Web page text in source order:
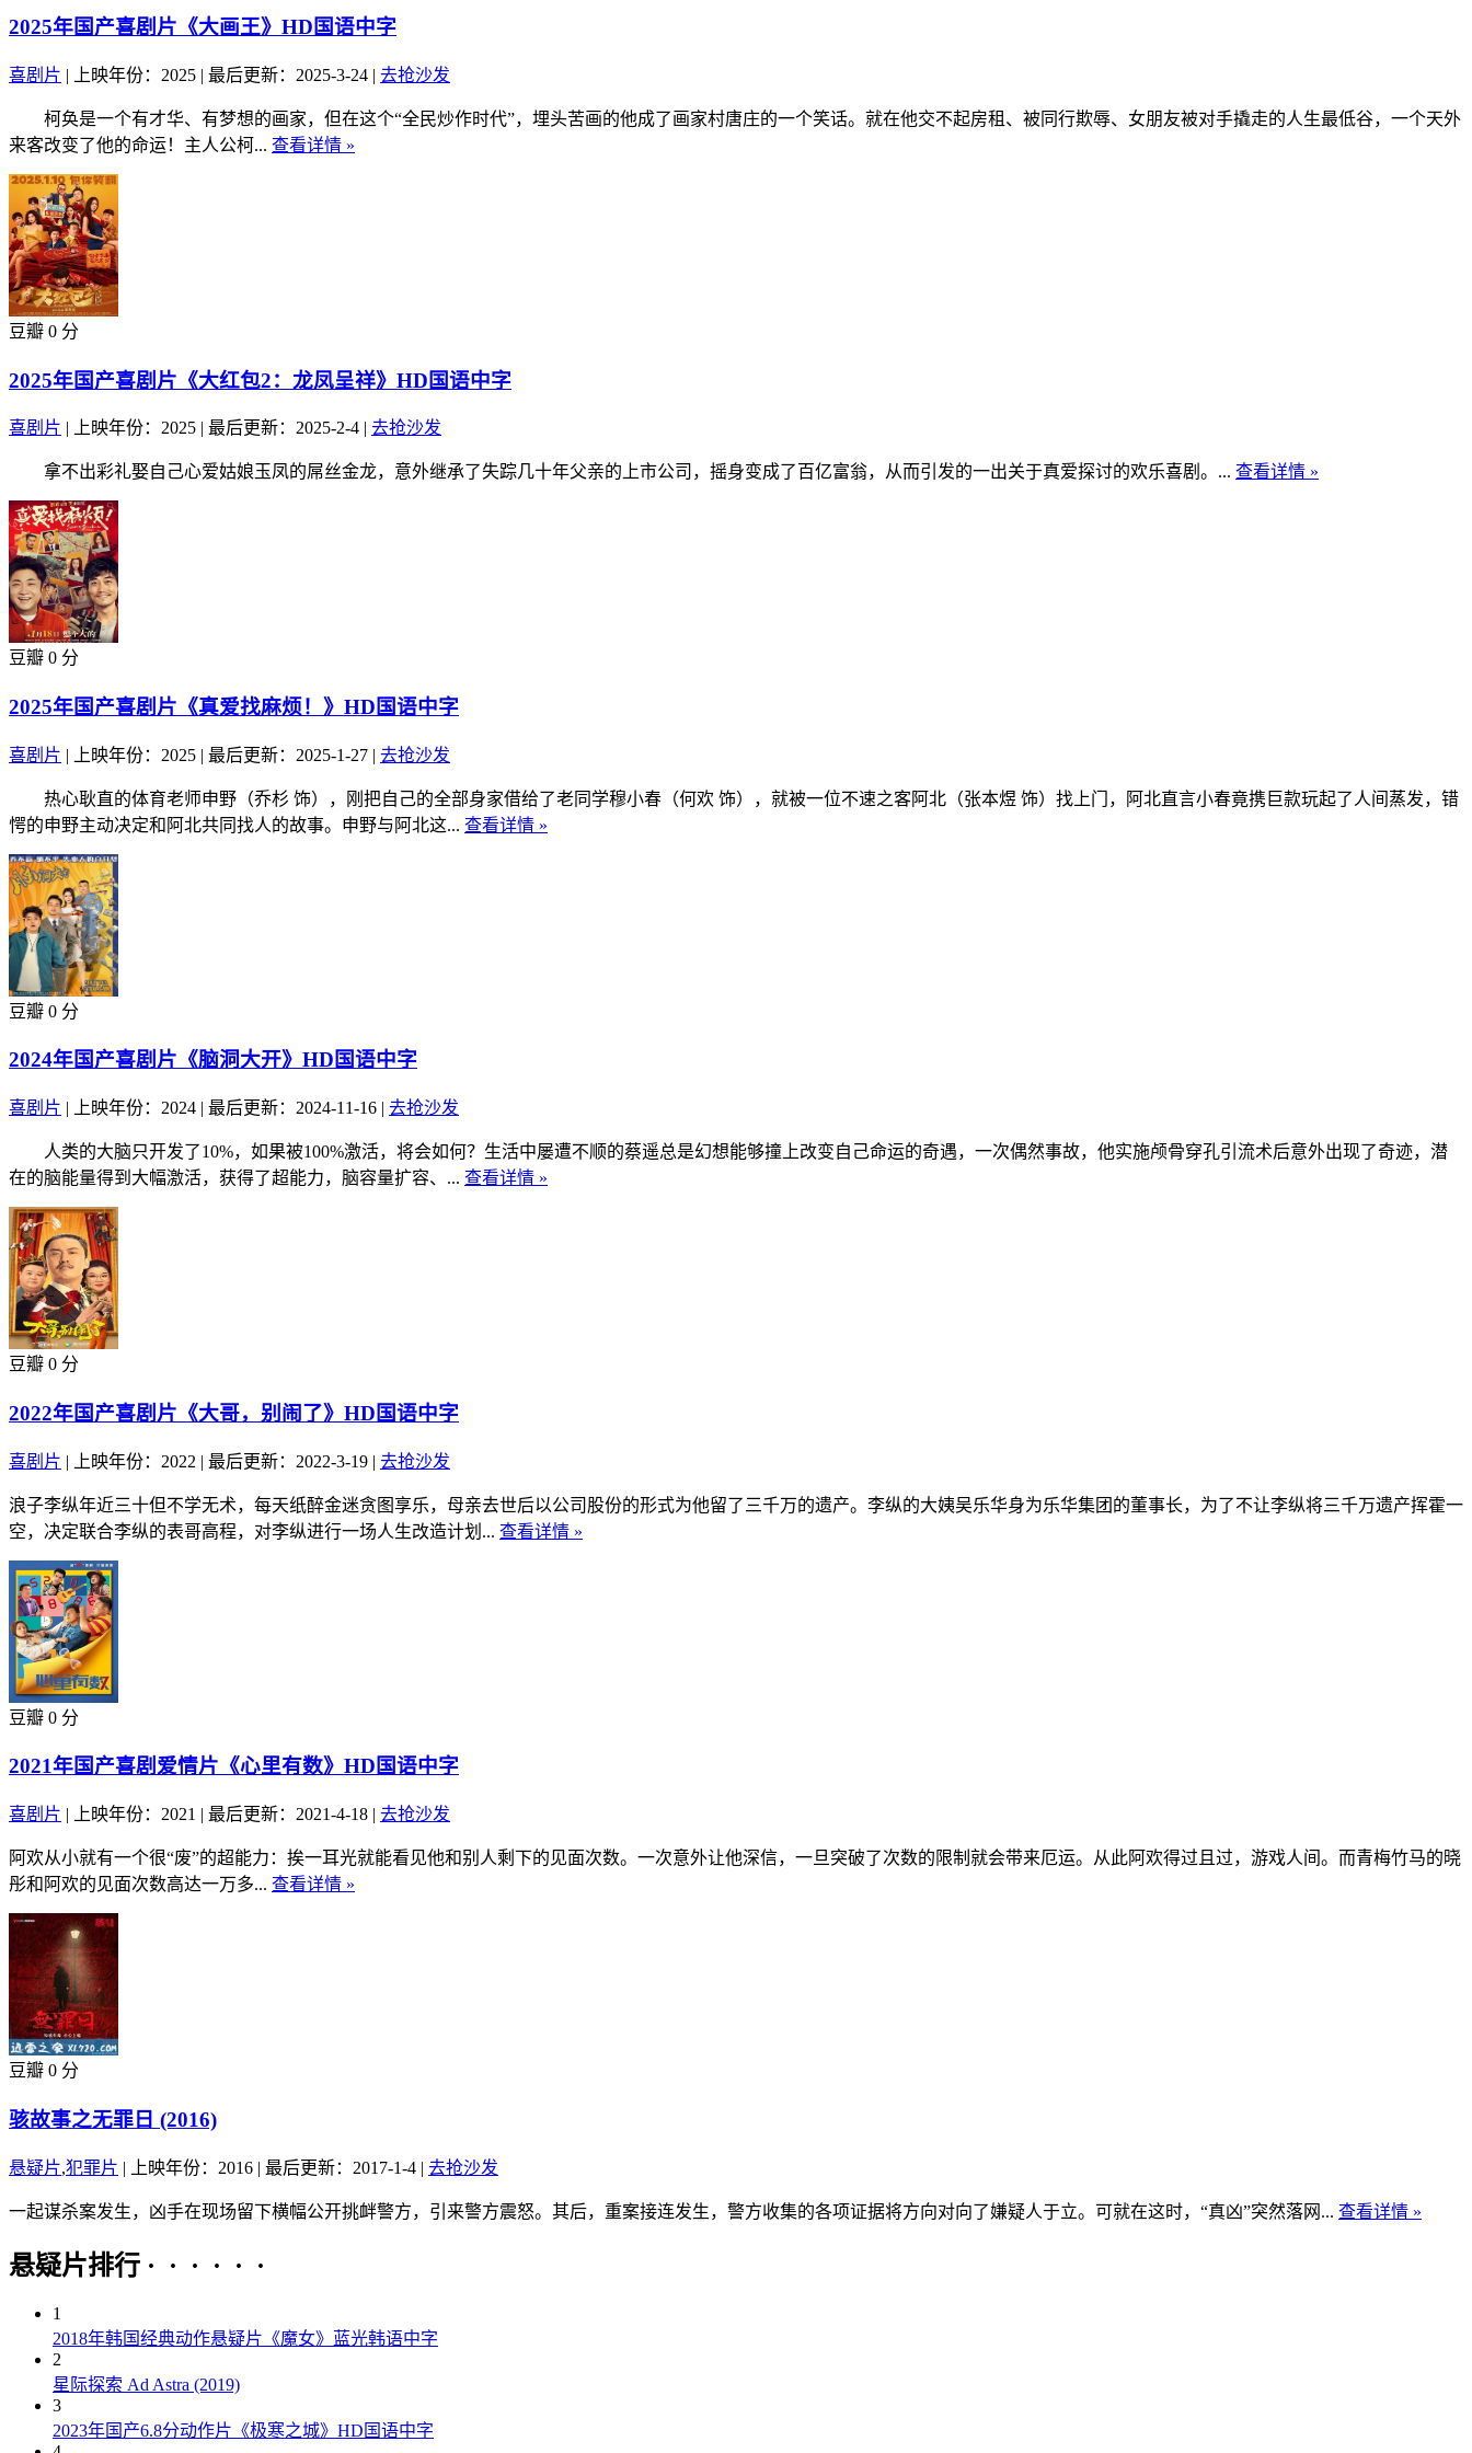
2025年国产喜剧片《大画王》HD国语中字
喜剧片 | 上映年份：2025 | 最后更新：2025-3-24 | 去抢沙发
柯奂是一个有才华、有梦想的画家，但在这个“全民炒作时代”，埋头苦画的他成了画家村唐庄的一个笑话。就在他交不起房租、被同行欺辱、女朋友被对手撬走的人生最低谷，一个天外
来客改变了他的命运！主人公柯... 查看详情 »
豆瓣 0 分
2025年国产喜剧片《大红包2：龙凤呈祥》HD国语中字
喜剧片 | 上映年份：2025 | 最后更新：2025-2-4 | 去抢沙发
拿不出彩礼娶自己心爱姑娘玉凤的屌丝金龙，意外继承了失踪几十年父亲的上市公司，摇身变成了百亿富翁，从而引发的一出关于真爱探讨的欢乐喜剧。... 查看详情 »
豆瓣 0 分
2025年国产喜剧片《真爱找麻烦！》HD国语中字
喜剧片 | 上映年份：2025 | 最后更新：2025-1-27 | 去抢沙发
热心耿直的体育老师申野（乔杉 饰），刚把自己的全部身家借给了老同学穆小春（何欢 饰），就被一位不速之客阿北（张本煜 饰）找上门，阿北直言小春竟携巨款玩起了人间蒸发，错
愕的申野主动决定和阿北共同找人的故事。申野与阿北这... 查看详情 »
豆瓣 0 分
2024年国产喜剧片《脑洞大开》HD国语中字
喜剧片 | 上映年份：2024 | 最后更新：2024-11-16 | 去抢沙发
人类的大脑只开发了10%，如果被100%激活，将会如何？生活中屡遭不顺的蔡遥总是幻想能够撞上改变自己命运的奇遇，一次偶然事故，他实施颅骨穿孔引流术后意外出现了奇迹，潜
在的脑能量得到大幅激活，获得了超能力，脑容量扩容、... 查看详情 »
豆瓣 0 分
2022年国产喜剧片《大哥，别闹了》HD国语中字
喜剧片 | 上映年份：2022 | 最后更新：2022-3-19 | 去抢沙发
浪子李纵年近三十但不学无术，每天纸醉金迷贪图享乐，母亲去世后以公司股份的形式为他留了三千万的遗产。李纵的大姨吴乐华身为乐华集团的董事长，为了不让李纵将三千万遗产挥霍一
空，决定联合李纵的表哥高程，对李纵进行一场人生改造计划... 查看详情 »
豆瓣 0 分
2021年国产喜剧爱情片《心里有数》HD国语中字
喜剧片 | 上映年份：2021 | 最后更新：2021-4-18 | 去抢沙发
阿欢从小就有一个很“废”的超能力：挨一耳光就能看见他和别人剩下的见面次数。一次意外让他深信，一旦突破了次数的限制就会带来厄运。从此阿欢得过且过，游戏人间。而青梅竹马的晓
彤和阿欢的见面次数高达一万多... 查看详情 »
豆瓣 0 分
骇故事之无罪日 (2016)
悬疑片,犯罪片 | 上映年份：2016 | 最后更新：2017-1-4 | 去抢沙发
一起谋杀案发生，凶手在现场留下横幅公开挑衅警方，引来警方震怒。其后，重案接连发生，警方收集的各项证据将方向对向了嫌疑人于立。可就在这时，“真凶”突然落网... 查看详情 »
悬疑片排行 · · · · · ·
1
2018年韩国经典动作悬疑片《魔女》蓝光韩语中字
2
星际探索 Ad Astra (2019)
3
2023年国产6.8分动作片《极寒之城》HD国语中字